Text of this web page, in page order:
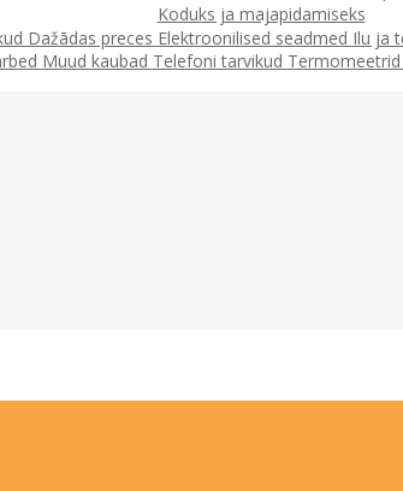
Koduks ja majapidamiseks
Dažādas preces Elektroonilised seadmed Ilu ja
Muud kaubad Telefoni tarvikud Termomeetrid